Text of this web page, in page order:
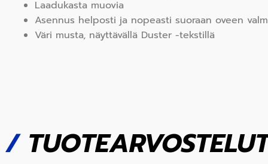
Laadukasta muovia
Asennus helposti ja nopeasti suoraan oveen
Väri musta, näyttävällä Duster -tekstillä
/